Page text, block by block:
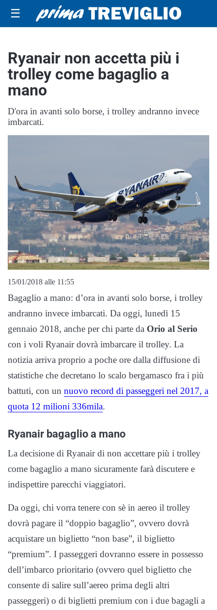
☰
Ryanair non accetta più i
trolley come bagaglio a
mano
D'ora in avanti solo borse, i trolley andranno invece
imbarcati.
15/01/2018 alle 11:55
Bagaglio a mano: d’ora in avanti solo borse, i trolley
andranno invece imbarcati. Da oggi, lunedì 15
gennaio 2018, anche per chi parte da Orio al Serio
con i voli Ryanair dovrà imbarcare il trolley. La
notizia arriva proprio a poche ore dalla diffusione di
statistiche che decretano lo scalo bergamasco fra i più
battuti, con un nuovo record di passeggeri nel 2017, a
quota 12 milioni 336mila.
Ryanair bagaglio a mano
La decisione di Ryanair di non accettare più i trolley
come bagaglio a mano sicuramente farà discutere e
indispettire parecchi viaggiatori.
Da oggi, chi vorra tenere con sè in aereo il trolley
dovrà pagare il “doppio bagaglio”, ovvero dovrà
acquistare un biglietto “non base”, il biglietto
“premium”. I passeggeri dovranno essere in possesso
dell’imbarco prioritario (ovvero quel biglietto che
consente di salire sull’aereo prima degli altri
passeggeri) o di biglietti premium con i due bagagli a